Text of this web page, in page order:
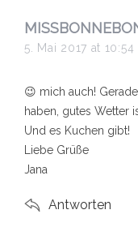
s
a
s
:
5. Mai 2017 at 10:54
😉 mich auch!
haben, gutes Wetter
Und es Kuchen gibt!
Liebe Grüße
Jana
Antworten